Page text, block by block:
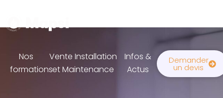
Nos
formations
Vente Installation
et Maintenance
Infos &
Actus
Demander
un devis